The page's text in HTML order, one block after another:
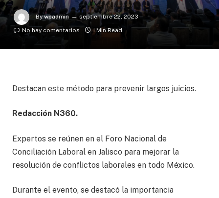
By wpadmin
septiembre 22, 2023
No hay comentarios
1 Min Read
Destacan este método para prevenir largos juicios.
Redacción N360.
Expertos se reúnen en el Foro Nacional de
Conciliación Laboral en Jalisco para mejorar la
resolución de conflictos laborales en todo México.
Durante el evento, se destacó la importancia